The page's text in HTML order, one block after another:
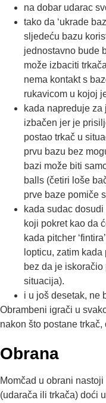
na dobar udarac
tako da ‘ukrade
sljedeću bazu
jednostavno bude
može izbaciti
nema kontakt s
rukavicom u kojoj
kada napreduje
izbačen jer je
postao trkač u
prvu bazu bez
bazi može biti
balls (četiri loše
prve baze pomiče
kada sudac
koji pokret kao da
kada pitcher
lopticu, zatim
bez da je
situacija).
i u još desetak, ne
Obrambeni igrači u
nakon što postane
Obrana
Momčad u obrani
(udarača ili trkača) doći